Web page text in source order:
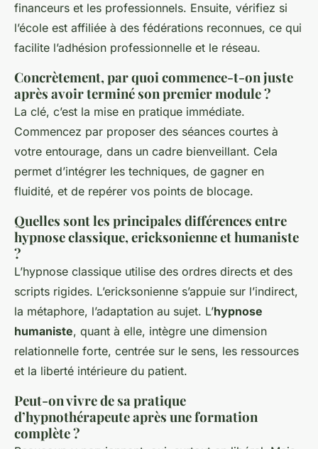
financeurs et les professionnels. Ensuite, vérifiez si
l’école est affiliée à des fédérations reconnues, ce qui
facilite l’adhésion professionnelle et le réseau.
Concrètement, par quoi commence-t-on juste
après avoir terminé son premier module ?
La clé, c’est la mise en pratique immédiate.
Commencez par proposer des séances courtes à
votre entourage, dans un cadre bienveillant. Cela
permet d’intégrer les techniques, de gagner en
fluidité, et de repérer vos points de blocage.
Quelles sont les principales différences entre
hypnose classique, ericksonienne et humaniste
?
L’hypnose classique utilise des ordres directs et des
scripts rigides. L’ericksonienne s’appuie sur l’indirect,
la métaphore, l’adaptation au sujet. L’hypnose
humaniste, quant à elle, intègre une dimension
relationnelle forte, centrée sur le sens, les ressources
et la liberté intérieure du patient.
Peut-on vivre de sa pratique
d’hypnothérapeute après une formation
complète ?